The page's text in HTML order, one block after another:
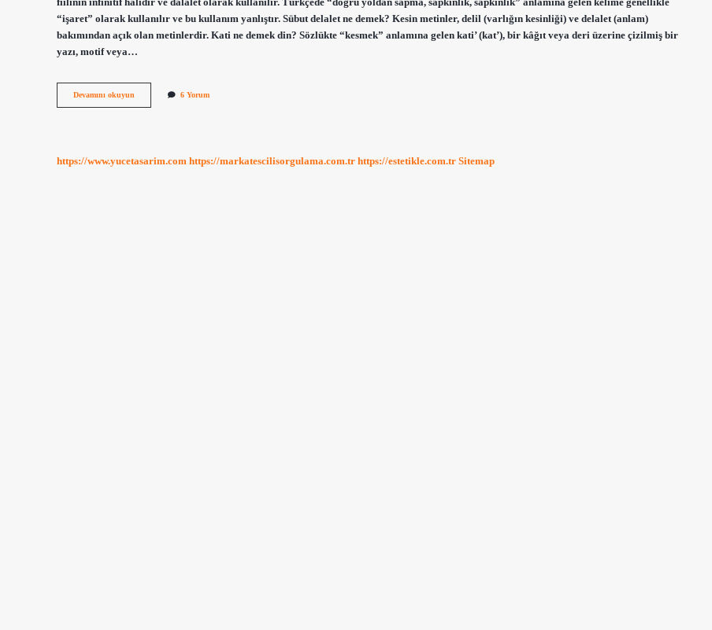
“işaret” olarak kullanılır ve bu kullanım yanlıştır. Sübut delalet ne demek? Kesin metinler, delil (varlığın kesinliği) ve delalet (anlam)
bakımından açık olan metinlerdir. Kati ne demek din? Sözlükte “kesmek” anlamına gelen kati’ (kat’), bir kâğıt veya deri üzerine çizilmiş bir
yazı, motif veya…
Devamını okuyun
Kati
6 Yorum
https://www.yucetasarim.com https://markatescilisorgulama.com.tr https://estetikle.com.tr Sitemap